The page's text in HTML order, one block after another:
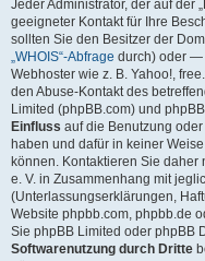
Jeder Administrator, der auf der
geeigneter Kontakt für Ihre
sollten Sie den Besitzer der
„WHOIS“-Abfrage durch) oder —
Webhoster wie z. B. Yahoo!,
den Abuse-Kontakt des
Limited (phpBB.com) und
Einfluss auf die Benutzung
haben und dafür in keiner
können. Kontaktieren Sie
e. V. in Zusammenhang mit
(Unterlassungserklärungen,
Website phpbb.com, phpbb.de
Sie phpBB Limited oder phpBB
Softwarenutzung durch Dritte